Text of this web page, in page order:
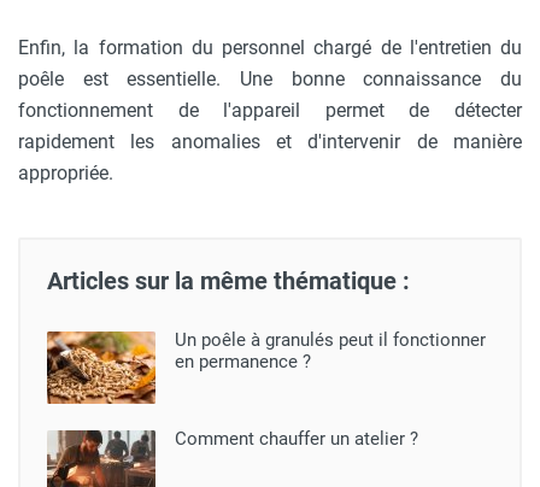
Enfin, la formation du personnel chargé de l'entretien du
poêle est essentielle. Une bonne connaissance du
fonctionnement de l'appareil permet de détecter
rapidement les anomalies et d'intervenir de manière
appropriée.
Articles sur la même thématique :
Un poêle à granulés peut il fonctionner
en permanence ?
Comment chauffer un atelier ?